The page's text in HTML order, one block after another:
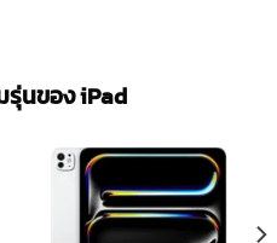
รุ่นของ iPad​